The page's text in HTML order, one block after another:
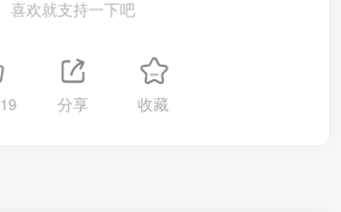
喜欢就支持一下吧
19 分享 收藏